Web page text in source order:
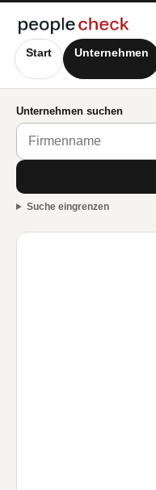
Start Unternehmen
Unternehmen suchen
Suche eingrenzen